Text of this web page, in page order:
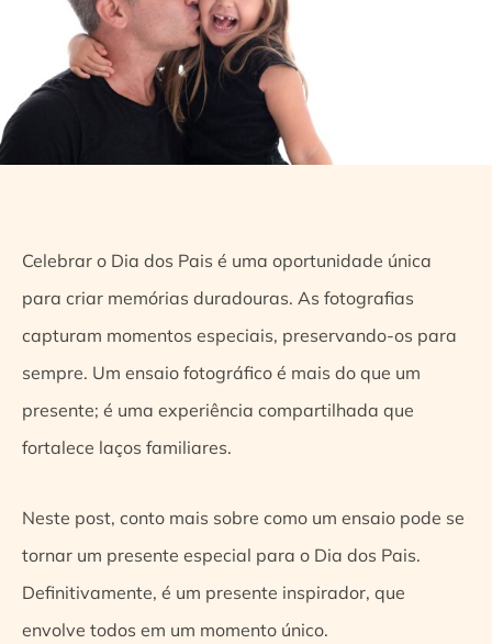
Celebrar o Dia dos Pais é uma oportunidade única
para criar memórias duradouras. As fotografias
capturam momentos especiais, preservando-os para
sempre. Um ensaio fotográfico é mais do que um
presente; é uma experiência compartilhada que
fortalece laços familiares.
Neste post, conto mais sobre como um ensaio pode se
tornar um presente especial para o Dia dos Pais.
Definitivamente, é um presente inspirador, que
envolve todos em um momento único.